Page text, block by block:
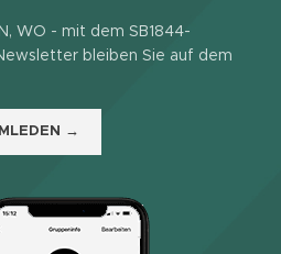
WO - mit dem SB1844-
bleiben Sie auf dem
→